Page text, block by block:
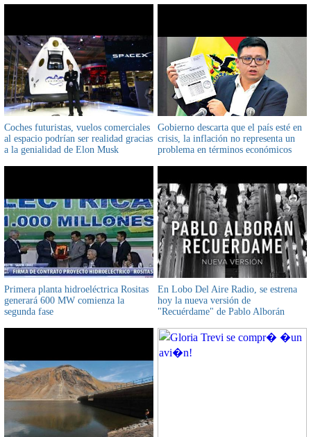
Coches futuristas, vuelos comerciales
al espacio podrían ser realidad gracias
a la genialidad de Elon Musk
Gobierno descarta que el país esté en
crisis, la inflación no representa un
problema en términos económicos
Primera planta hidroeléctrica Rositas
generará 600 MW comienza la
segunda fase
En Lobo Del Aire Radio, se estrena
hoy la nueva versión de
"Recuérdame" de Pablo Alborán